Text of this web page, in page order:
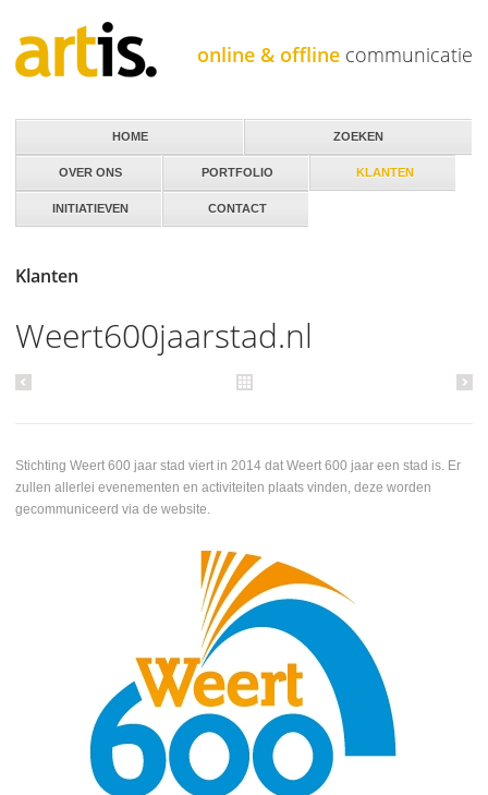
online & offline communicatie
Klanten
Weert600jaarstad.nl
Stichting Weert 600 jaar stad viert in 2014 dat Weert 600 jaar een stad is. Er
zullen allerlei evenementen en activiteiten plaats vinden, deze worden
gecommuniceerd via de website.
HOME
OVER ONS PORTFOLIO KLANTEN
INITIATIEVEN CONTACT
ZOEKEN